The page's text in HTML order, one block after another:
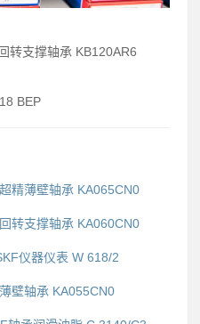
转支撑轴承 KB120AR6
BEP
精薄壁轴承 KA065CN0
转支撑轴承 KA060CN0
仪器仪表 W 618/2
壁轴承 KA055CN0